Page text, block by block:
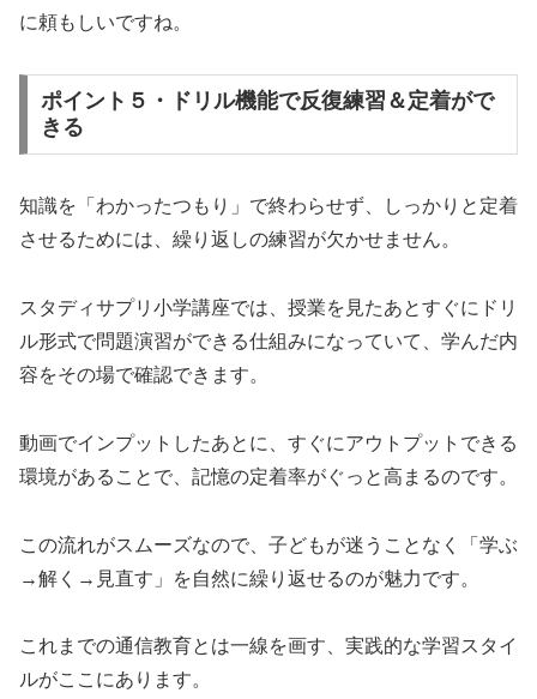
に頼もしいですね。
ポイント５・ドリル機能で反復練習＆定着がで
きる
知識を「わかったつもり」で終わらせず、しっかりと定着
させるためには、繰り返しの練習が欠かせません。
スタディサプリ小学講座では、授業を見たあとすぐにドリ
ル形式で問題演習ができる仕組みになっていて、学んだ内
容をその場で確認できます。
動画でインプットしたあとに、すぐにアウトプットできる
環境があることで、記憶の定着率がぐっと高まるのです。
この流れがスムーズなので、子どもが迷うことなく「学ぶ
→解く→見直す」を自然に繰り返せるのが魅力です。
これまでの通信教育とは一線を画す、実践的な学習スタイ
ルがここにあります。